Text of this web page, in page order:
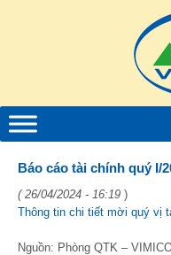
Báo cáo tài chính quý I/
( 26/04/2024 - 16:19 )
Thông tin chi tiết mời quý vị
Nguồn: Phòng QTK –